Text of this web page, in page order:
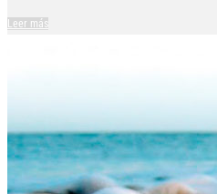
Leer más